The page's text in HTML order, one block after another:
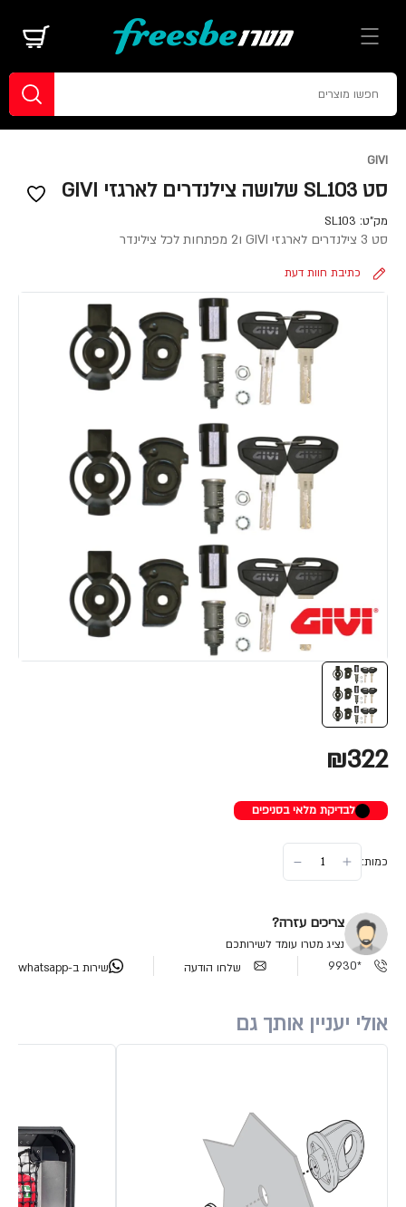
GIVI
סט SL103 שלושה צילנדרים לארגזי GIVI
מק"ט: SL103
סט 3 צילנדרים לארגזי GIVI ו2 מפתחות לכל צילינדר
כתיבת חוות דעת
₪322
לבדיקת מלאי בסניפים
כמות:
צריכים עזרה?
נציג מטרו עומד לשירותכם
*9930
שלחו הודעה שירות ב-whatsapp
אולי יעניין אותך גם